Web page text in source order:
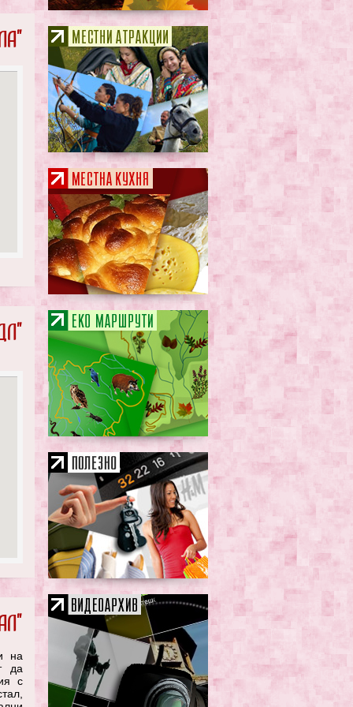
на
да
с